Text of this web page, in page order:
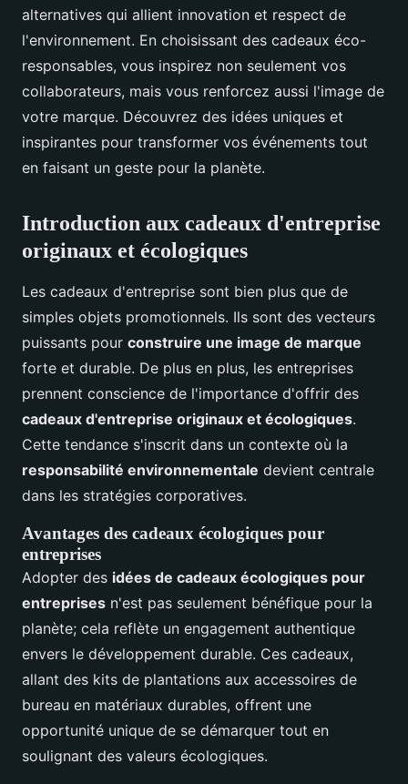
alternatives qui allient innovation et respect de
l'environnement. En choisissant des cadeaux éco-
responsables, vous inspirez non seulement vos
collaborateurs, mais vous renforcez aussi l'image de
votre marque. Découvrez des idées uniques et
inspirantes pour transformer vos événements tout
en faisant un geste pour la planète.
Introduction aux cadeaux d'entreprise
originaux et écologiques
Les cadeaux d'entreprise sont bien plus que de
simples objets promotionnels. Ils sont des vecteurs
puissants pour construire une image de marque
forte et durable. De plus en plus, les entreprises
prennent conscience de l'importance d'offrir des
cadeaux d'entreprise originaux et écologiques.
Cette tendance s'inscrit dans un contexte où la
responsabilité environnementale devient centrale
dans les stratégies corporatives.
Avantages des cadeaux écologiques pour
entreprises
Adopter des idées de cadeaux écologiques pour
entreprises n'est pas seulement bénéfique pour la
planète; cela reflète un engagement authentique
envers le développement durable. Ces cadeaux,
allant des kits de plantations aux accessoires de
bureau en matériaux durables, offrent une
opportunité unique de se démarquer tout en
soulignant des valeurs écologiques.